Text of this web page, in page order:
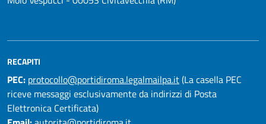
RECAPITI
PEC: protocollo@portidiroma.legalmailpa.it(La casella PEC
riceve messaggi esclusivamente da indirizzi di Posta
Elettronica Certificata)